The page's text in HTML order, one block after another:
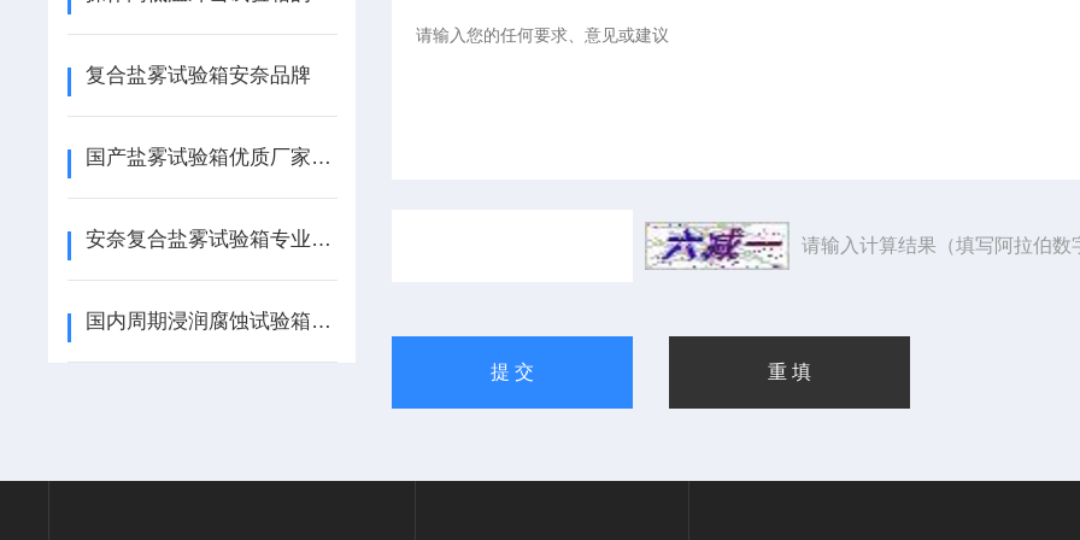
复合盐雾试验箱安奈品牌
国产盐雾试验箱优质厂家，安奈仪器蓄势待发！
安奈复合盐雾试验箱专业测评：精准模拟复杂腐蚀环境，助力工业可靠性检测
国内周期浸润腐蚀试验箱哪家好？优质厂家推荐！
请输入计算结果（填写阿拉伯数